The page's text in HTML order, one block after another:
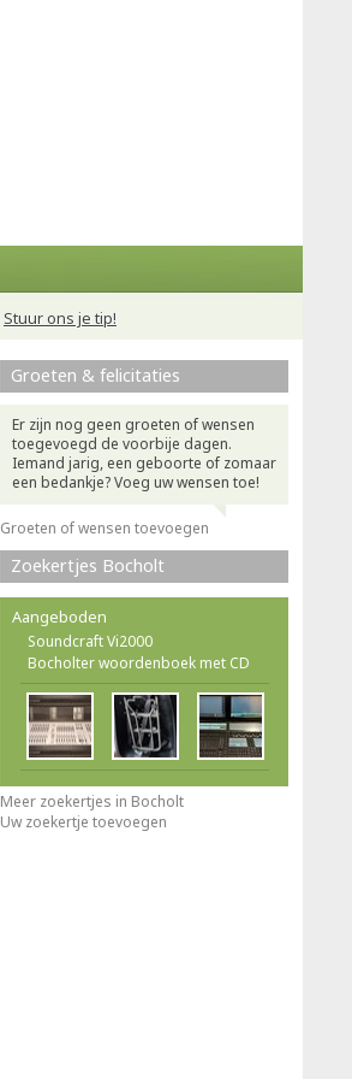
Stuur ons je tip!
Groeten & felicitaties
Er zijn nog geen groeten of wensen
toegevoegd de voorbije dagen.
Iemand jarig, een geboorte of zomaar
een bedankje? Voeg uw wensen toe!
Groeten of wensen toevoegen
Zoekertjes Bocholt
Aangeboden
Soundcraft Vi2000
Bocholter woordenboek met CD
Meer zoekertjes in Bocholt
Uw zoekertje toevoegen